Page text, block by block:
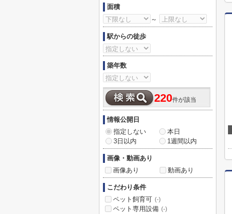
面積
～
駅からの徒歩
築年数
220件が該当
情報公開日
指定しない
本日
3日以内
1週間以内
画像・動画あり
画像あり
動画あり
こだわり条件
ペット飼育可 (-)
ペット専用設備 (-)